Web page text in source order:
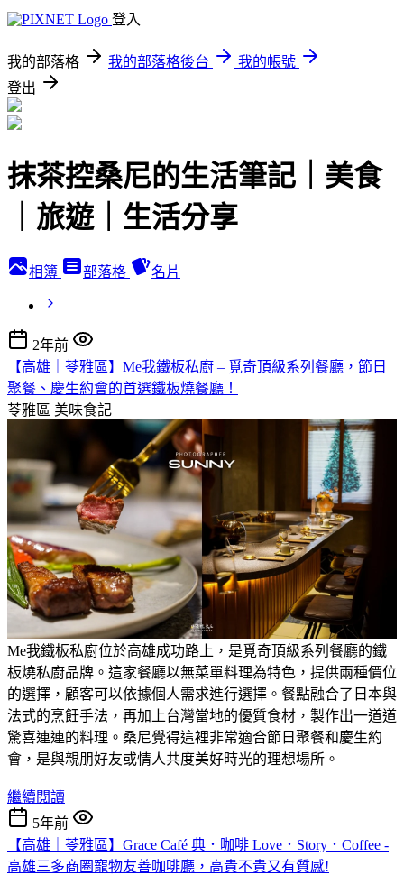
登入
我的部落格 我的部落格後台
我的帳號
登出
抹茶控桑尼的生活筆記｜美食
｜旅遊｜生活分享
相簿 部落格 名片
2年前
【高雄｜苓雅區】Me我鐵板私廚 – 覓奇頂級系列餐廳，節日
聚餐、慶生約會的首選鐵板燒餐廳！
苓雅區 美味食記
Me我鐵板私廚位於高雄成功路上，是覓奇頂級系列餐廳的鐵
板燒私廚品牌。這家餐廳以無菜單料理為特色，提供兩種價位
的選擇，顧客可以依據個人需求進行選擇。餐點融合了日本與
法式的烹飪手法，再加上台灣當地的優質食材，製作出一道道
驚喜連連的料理。桑尼覺得這裡非常適合節日聚餐和慶生約
會，是與親朋好友或情人共度美好時光的理想場所。
繼續閱讀
5年前
【高雄｜苓雅區】Grace Café 典．咖啡 Love．Story．Coffee -
高雄三多商圈寵物友善咖啡廳，高貴不貴又有質感!